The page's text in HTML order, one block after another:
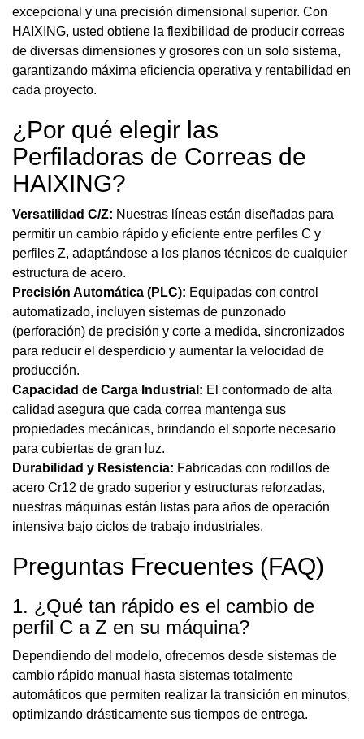
excepcional y una precisión dimensional superior. Con
HAIXING, usted obtiene la flexibilidad de producir correas
de diversas dimensiones y grosores con un solo sistema,
garantizando máxima eficiencia operativa y rentabilidad en
cada proyecto.
¿Por qué elegir las
Perfiladoras de Correas de
HAIXING?
Versatilidad C/Z: Nuestras líneas están diseñadas para
permitir un cambio rápido y eficiente entre perfiles C y
perfiles Z, adaptándose a los planos técnicos de cualquier
estructura de acero.
Precisión Automática (PLC): Equipadas con control
automatizado, incluyen sistemas de punzonado
(perforación) de precisión y corte a medida, sincronizados
para reducir el desperdicio y aumentar la velocidad de
producción.
Capacidad de Carga Industrial: El conformado de alta
calidad asegura que cada correa mantenga sus
propiedades mecánicas, brindando el soporte necesario
para cubiertas de gran luz.
Durabilidad y Resistencia: Fabricadas con rodillos de
acero Cr12 de grado superior y estructuras reforzadas,
nuestras máquinas están listas para años de operación
intensiva bajo ciclos de trabajo industriales.
Preguntas Frecuentes (FAQ)
1. ¿Qué tan rápido es el cambio de
perfil C a Z en su máquina?
Dependiendo del modelo, ofrecemos desde sistemas de
cambio rápido manual hasta sistemas totalmente
automáticos que permiten realizar la transición en minutos,
optimizando drásticamente sus tiempos de entrega.